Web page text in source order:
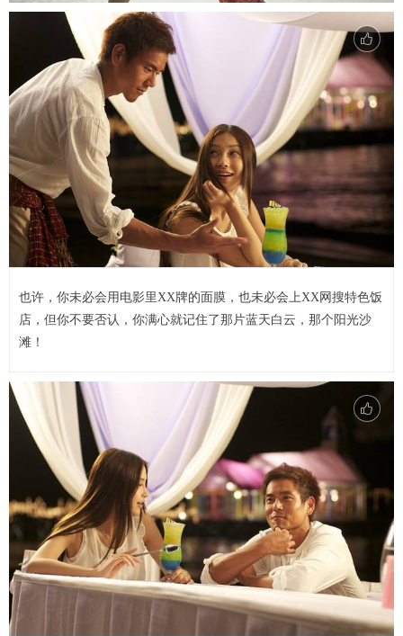
也许，你未必会用电影里XX牌的面膜，也未必会上XX网搜特色饭
店，但你不要否认，你满心就记住了那片蓝天白云，那个阳光沙
滩！